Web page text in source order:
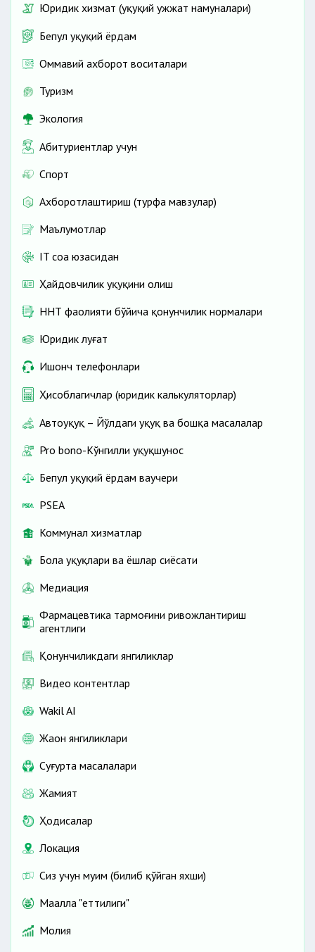
Юридик хизмат (ҳуқуқий ҳужжат намуналари)
Бепул ҳуқуқий ёрдам
Оммавий ахборот воситалари
Туризм
Экология
Абитуриентлар учун
Спорт
Ахборотлаштириш (турфа мавзулар)
Маълумотлар
IT соҳа юзасидан
Ҳайдовчилик ҳуқуқини олиш
ННТ фаолияти бўйича қонунчилик нормалари
Юридик луғат
Ишонч телефонлари
Ҳисоблагичлар (юридик калькуляторлар)
Автоҳуқуқ – Йўлдаги ҳуқуқ ва бошқа масалалар
Pro bono-Кўнгилли ҳуқуқшунос
Бепул ҳуқуқий ёрдам ваучери
PSEA
Коммунал хизматлар
Бола ҳуқуқлари ва ёшлар сиёсати
Медиация
Фармацевтика тармоғини ривожлантириш
агентлиги
Қонунчиликдаги янгиликлар
Видео контентлар
Wakil AI
Жаҳон янгиликлари
Cуғурта масалалари
Жамият
Ҳодисалар
Локация
Сиз учун муҳим (билиб қўйган яхши)
Маҳалла "еттилиги"
Молия